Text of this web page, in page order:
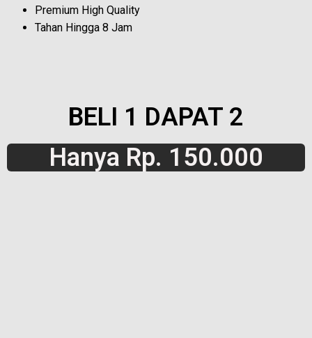
Premium High Quality
Tahan Hingga 8 Jam
BELI 1 DAPAT 2
Hanya Rp. 150.000